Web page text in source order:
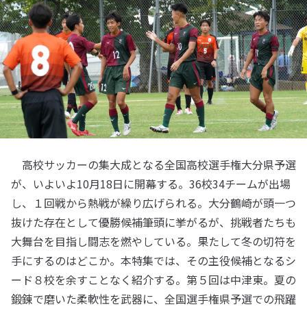
高校サッカーの集大成となる全国高校選手権大分県予選
が、いよいよ10月18日に開幕する。36校34チームが出場
し、１回戦から熱戦が繰り広げられる。大分鶴崎が頭一つ
抜けた存在として優勝候補筆頭に挙がるが、挑戦者たちも
大舞台を目指し闘志を燃やしている。果たして冬の切符を
手にするのはどこか。本特集では、その主役候補となるシ
ード８校を余すことなく紹介する。第５回は中津東。夏の
鍛錬で磨いた柔軟性を武器に、全国選手権県予選での飛躍